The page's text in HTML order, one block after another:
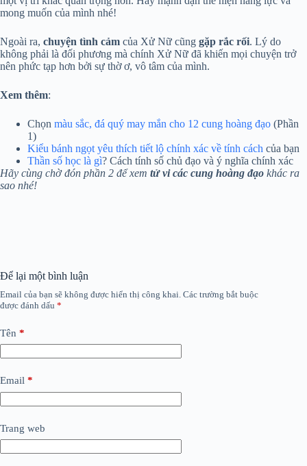
mong muốn của mình nhé!
Ngoài ra, chuyện tình cảm của Xử Nữ cũng gặp rắc rối. Lý do
không phải là đối phương mà chính Xử Nữ đã khiến mọi chuyện trở
nên phức tạp hơn bởi sự thờ ơ, vô tâm của mình.
Xem thêm:
Chọn màu sắc, đá quý may mắn cho 12 cung hoàng đạo (Phần
1)
Kiểu bánh ngọt yêu thích tiết lộ chính xác về tính cách của bạn
Thần số học là gì? Cách tính số chủ đạo và ý nghĩa chính xác
Hãy cùng chờ đón phần 2 để xem tử vi các cung hoàng đạo khác ra
sao nhé!
Để lại một bình luận
Email của bạn sẽ không được hiển thị công khai. Các trường bắt buộc
được đánh dấu *
Tên *
Email *
Trang web